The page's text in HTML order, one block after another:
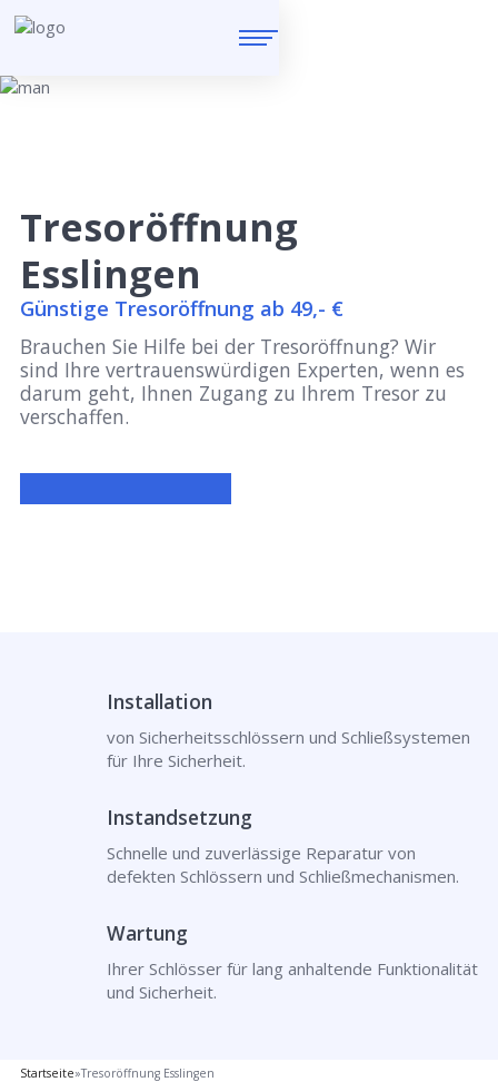
Tresoröffnung
Esslingen
Günstige Tresoröffnung ab 49,- €
Brauchen Sie Hilfe bei der Tresoröffnung? Wir
sind Ihre vertrauenswürdigen Experten, wenn es
darum geht, Ihnen Zugang zu Ihrem Tresor zu
verschaffen.
Installation
von Sicherheitsschlössern und Schließsystemen
für Ihre Sicherheit.
Instandsetzung
Schnelle und zuverlässige Reparatur von
defekten Schlössern und Schließmechanismen.
Wartung
Ihrer Schlösser für lang anhaltende Funktionalität
und Sicherheit.
Startseite»Tresoröffnung Esslingen